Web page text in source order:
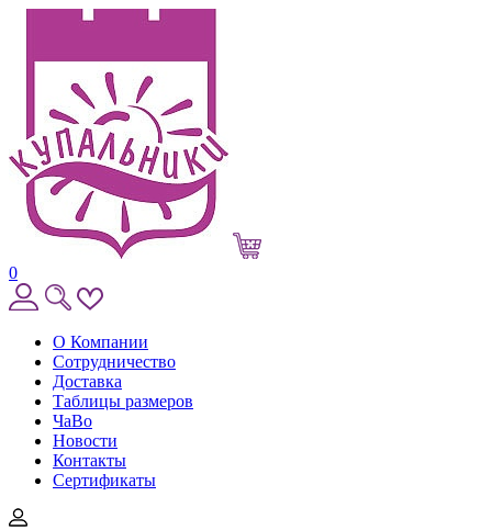
0
О Компании
Сотрудничество
Доставка
Таблицы размеров
ЧаВо
Новости
Контакты
Сертификаты